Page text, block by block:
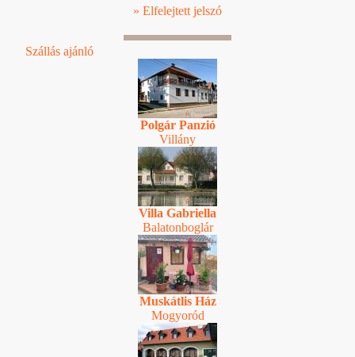
» Elfelejtett jelszó
Szállás ajánló
Polgár Panzió
Villány
Villa Gabriella
Balatonboglár
Muskátlis Ház
Mogyoród